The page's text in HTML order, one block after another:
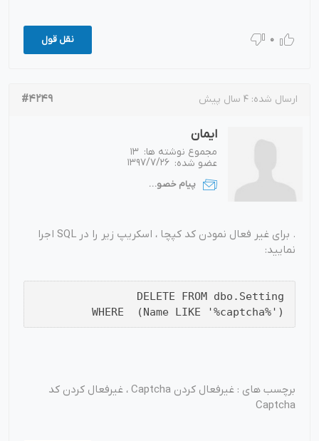
نقل قول 0
ارسال شده: 4 سال پیش #4249
ایمان
مجموع نوشته ها: 13
عضو شده: 1397/7/26
پیام خصوصی
. برای غیر فعال نمودن کد کپچا ، اسکریپ زیر را در SQL اجرا
نمایید:
DELETE FROM dbo.Setting
WHERE (Name LIKE '%captcha%')
برچسب های : غیرفعال کردن Captcha ، غیرفعال کردن کد
Captcha